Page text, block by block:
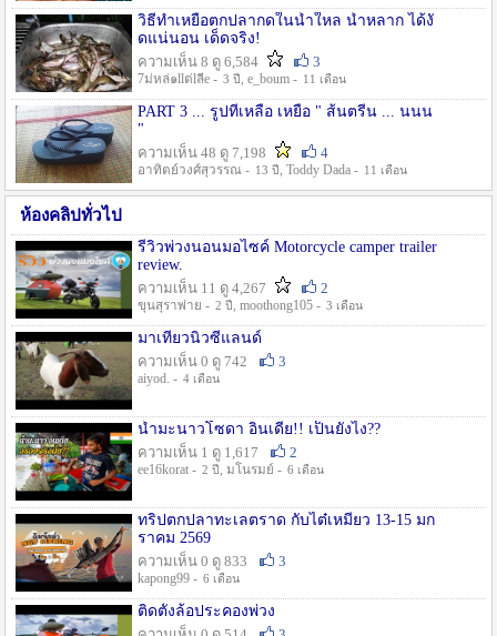
วิธีทำเหยื่อตกปลากดในน้ำใหล น้ำหลาก ได้งั
ดแน่นอน เด็ดจริง!
ความเห็น 8 ดู 6,584
3
7ม่หล่๑llต่lลีe - 3 ปี , e_boum - 11 เดือน
PART 3 ... รูปที่เหลือ เหยื่อ " ส้นตรีน ... นนน
"
ความเห็น 48 ดู 7,198
4
อาทิตย์วงศ์สุวรรณ - 13 ปี , Toddy Dada - 11 เดือน
ห้องคลิปทั่วไป
รีวิวพ่วงนอนมอไซค์ Motorcycle camper trailer
review.
ความเห็น 11 ดู 4,267
2
ขุนสุราพ่าย - 2 ปี , moothong105 - 3 เดือน
มาเที่ยวนิวซีแลนด์
ความเห็น 0 ดู 742
3
aiyod. - 4 เดือน
น้ำมะนาวโซดา อินเดีย!! เป็นยังไง??
ความเห็น 1 ดู 1,617
2
ee16korat - 2 ปี , มโนรมย์ - 6 เดือน
ทริปตกปลาทะเลตราด กับไต๋เหมี่ยว 13-15 มก
ราคม 2569
ความเห็น 0 ดู 833
3
kapong99 - 6 เดือน
ติดตั้งล้อประคองพ่วง